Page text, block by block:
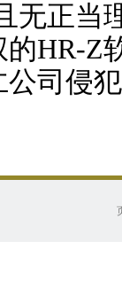
无正当
HR-Z
司侵